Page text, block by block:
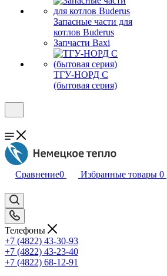
Запасные части для
котлов Buderus
Запчасти Baxi
ТГУ-НОРД С
(бытовая серия)
Сравнение0 Избранные товары 0
Телефоны
+7 (4822) 43-30-93
+7 (4822) 43-23-40
+7 (4822) 68-12-91